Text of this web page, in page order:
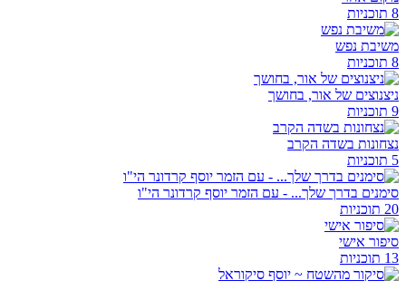
8 תוכניות
משיבת נפש
8 תוכניות
ניצנוצים של אור, בחושך
9 תוכניות
נצחונות בשדה הקרב
5 תוכניות
סימנים בדרך שלך... - עם הזמר יוסף קרדונר הי"ו
20 תוכניות
סיפור אישי
13 תוכניות